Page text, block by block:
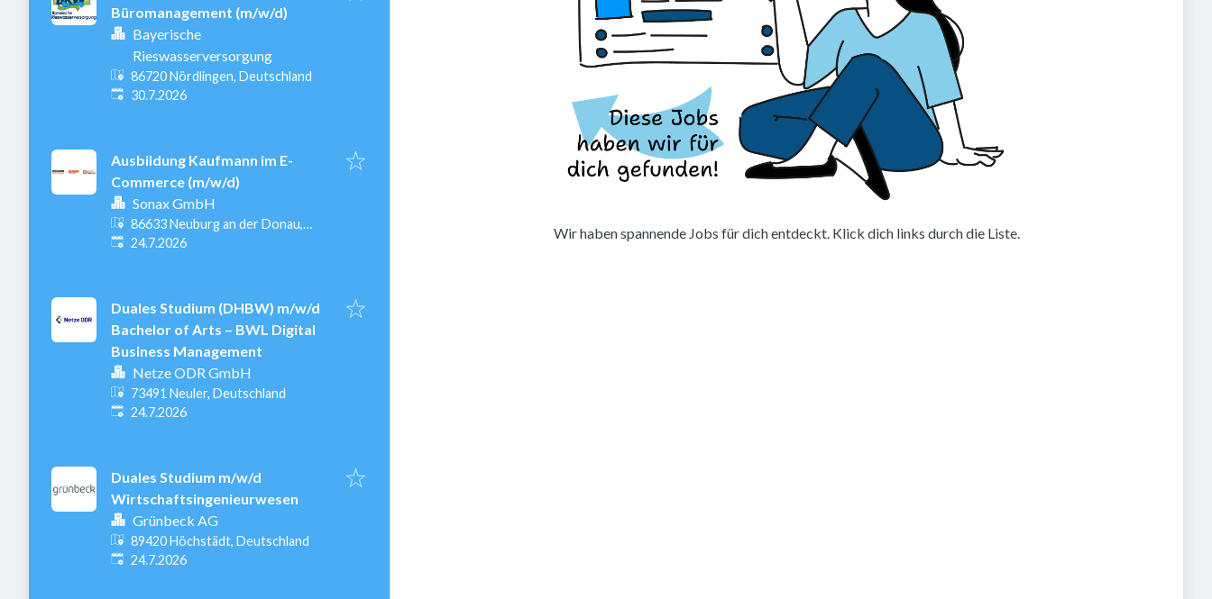
Büromanagement (m/w/d)
Bayerische
Rieswasserversorgung
86720 Nördlingen, Deutschland
Veröffentlicht
30.7.2026
Ausbildung Kaufmann im E-
Commerce (m/w/d)
Sonax GmbH
86633 Neuburg an der Donau,
Deutschland
Veröffentlicht
24.7.2026
Duales Studium (DHBW) m/w/d
Bachelor of Arts – BWL Digital
Business Management
Netze ODR GmbH
73491 Neuler, Deutschland
Veröffentlicht
24.7.2026
Duales Studium m/w/d
Wirtschaftsingenieurwesen
Grünbeck AG
89420 Höchstädt, Deutschland
Veröffentlicht
24.7.2026
Wir haben spannende Jobs für dich entdeckt. Klick dich links durch die Liste.